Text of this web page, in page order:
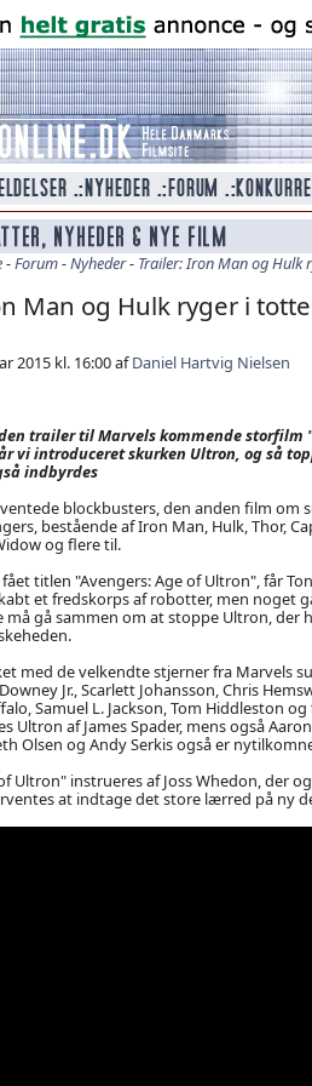
-Forum-Nyheder- Trailer: Iron Man og Hulk
Man og Hulk ryger i
2015 kl. 16:00 afDaniel Hartvig Nielsen
trailer til Marvels kommende storfilm
vi introduceret skurken Ultron, og så
indbyrdes
blockbusters, den anden film om
bestående af Iron Man, Hulk, Thor,
og flere til.
titlen "Avengers: Age of Ultron", får
et fredskorps af robotter, men noget
må gå sammen om at stoppe Ultron, der
med de velkendte stjerner fra Marvels
Jr., Scarlett Johansson, Chris
Samuel L. Jackson, Tom Hiddleston
Ultron af James Spader, mens også
Olsen og Andy Serkis også er
Ultron" instrueres af Joss Whedon, der
at indtage det store lærred på ny